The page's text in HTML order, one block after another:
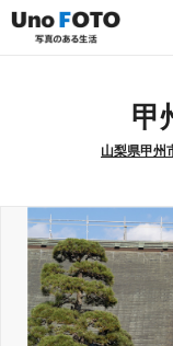
甲
山梨県甲州